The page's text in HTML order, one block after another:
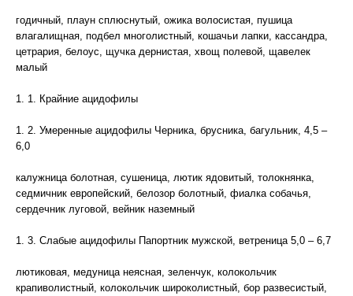
годичный, плаун сплюснутый, ожика волосистая, пушица
влагалищная, подбел многолистный, кошачьи лапки, кассандра,
цетрария, белоус, щучка дернистая, хвощ полевой, щавелек
малый
1. 1. Крайние ацидофилы
1. 2. Умеренные ацидофилы Черника, брусника, багульник, 4,5 –
6,0
калужница болотная, сушеница, лютик ядовитый, толокнянка,
седмичник европейский, белозор болотный, фиалка собачья,
сердечник луговой, вейник наземный
1. 3. Слабые ацидофилы Папортник мужской, ветреница 5,0 – 6,7
лютиковая, медуница неясная, зеленчук, колокольчик
крапиволистный, колокольчик широколистный, бор развесистый,